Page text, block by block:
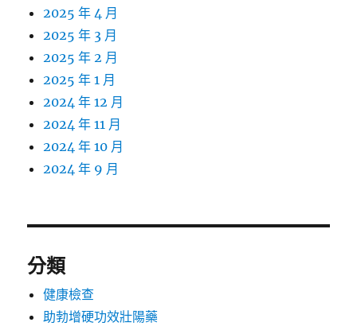
2025 年 4 月
2025 年 3 月
2025 年 2 月
2025 年 1 月
2024 年 12 月
2024 年 11 月
2024 年 10 月
2024 年 9 月
分類
健康檢查
助勃增硬功效壯陽藥